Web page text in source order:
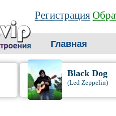
Регистрация
Главная
Black Dog
(Led Zeppelin)